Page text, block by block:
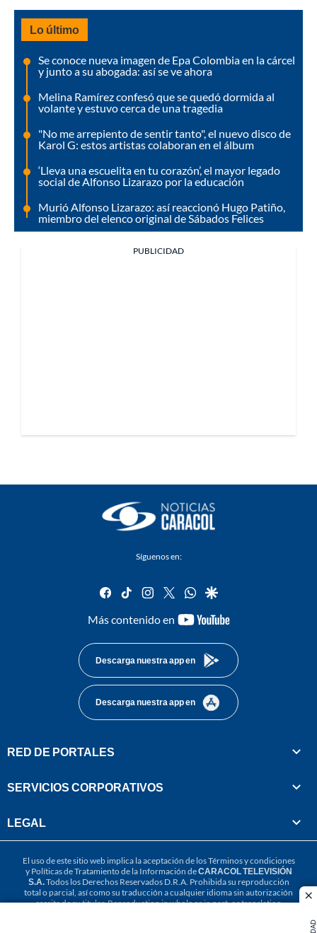
Lo último
Se conoce nueva imagen de Epa Colombia en la cárcel
y junto a su abogada: así se ve ahora
Melina Ramírez confesó que se quedó dormida al
volante y estuvo cerca de una tragedia
"No me arrepiento de sentir tanto", el nuevo disco de
Karol G: estos artistas colaboran en el álbum
‘Lleva una escuelita en tu corazón’, el mayor legado
social de Alfonso Lizarazo por la educación
Murió Alfonso Lizarazo: así reaccionó Hugo Patiño,
miembro del elenco original de Sábados Felices
PUBLICIDAD
Síguenos en:
facebook
tiktok instagram
twitterwhatsapp
google
Más contenido en
youtube-
Descarga nuestra app en
Descarga nuestra app en
RED DE PORTALES
SERVICIOS CORPORATIVOS
LEGAL
El uso de este sitio web implica la aceptación de losTérminos y condiciones
y Políticas de Tratamiento de la Información deCARACOL TELEVISIÓN
S.A.Todos los Derechos Reservados D.R.A. Prohibida su reproducción
total o parcial, así como su traducción a cualquier idioma sin autorización
escrita de su titular. Reproduction in whole or in part, or translation